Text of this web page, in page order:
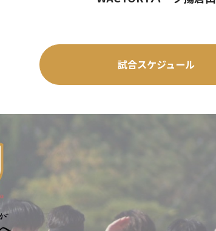
試合スケジュール